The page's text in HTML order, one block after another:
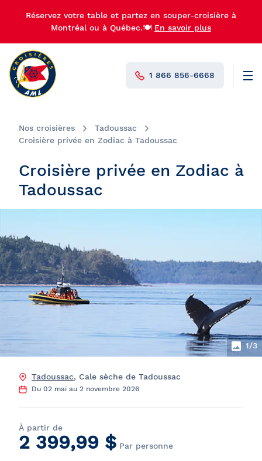
Réservez votre table et partez en souper-croisière à
Montréal ou à Québec.🍽️ En savoir plus
1 866 856-6668
Nos croisières
Tadoussac
Croisière privée en Zodiac à Tadoussac
Croisière privée en Zodiac à
Tadoussac
Tadoussac, Cale sèche de Tadoussac
Du 02 mai au 2 novembre 2026
1/3
À partir de
2 399,99 $ Par personne